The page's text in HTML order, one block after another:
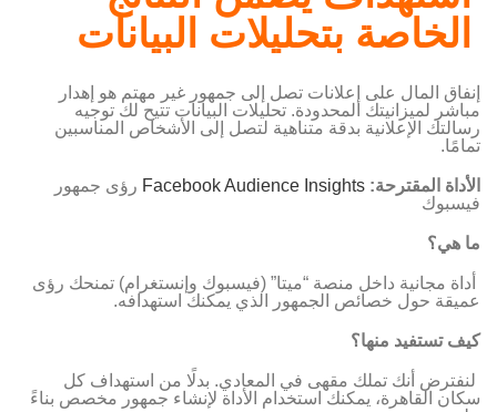
الخاصة بتحليلات البيانات
إنفاق المال على إعلانات تصل إلى جمهور غير مهتم هو إهدار
مباشر لميزانيتك المحدودة. تحليلات البيانات تتيح لك توجيه
رسالتك الإعلانية بدقة متناهية لتصل إلى الأشخاص المناسبين
تمامًا.
الأداة المقترحة:
Facebook Audience Insights رؤى جمهور
فيسبوك
ما هي؟
أداة مجانية داخل منصة “ميتا” (فيسبوك وإنستغرام) تمنحك رؤى
عميقة حول خصائص الجمهور الذي يمكنك استهدافه.
كيف تستفيد منها؟
لنفترض أنك تملك مقهى في المعادي. بدلًا من استهداف كل
سكان القاهرة، يمكنك استخدام الأداة لإنشاء جمهور مخصص بناءً